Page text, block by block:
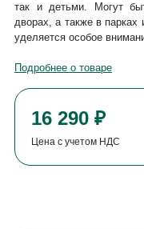
16 290 ₽
Цена с учетом НДС
так и детьми. Могут
дворах, а также в
уделяется особое
Подробнее о товаре